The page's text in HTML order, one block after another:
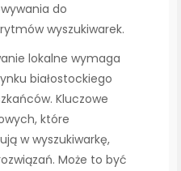
do
wyszukiwarek.
lokalne wymaga
białostockiego
Kluczowe
które
w wyszukiwarkę,
Może to być